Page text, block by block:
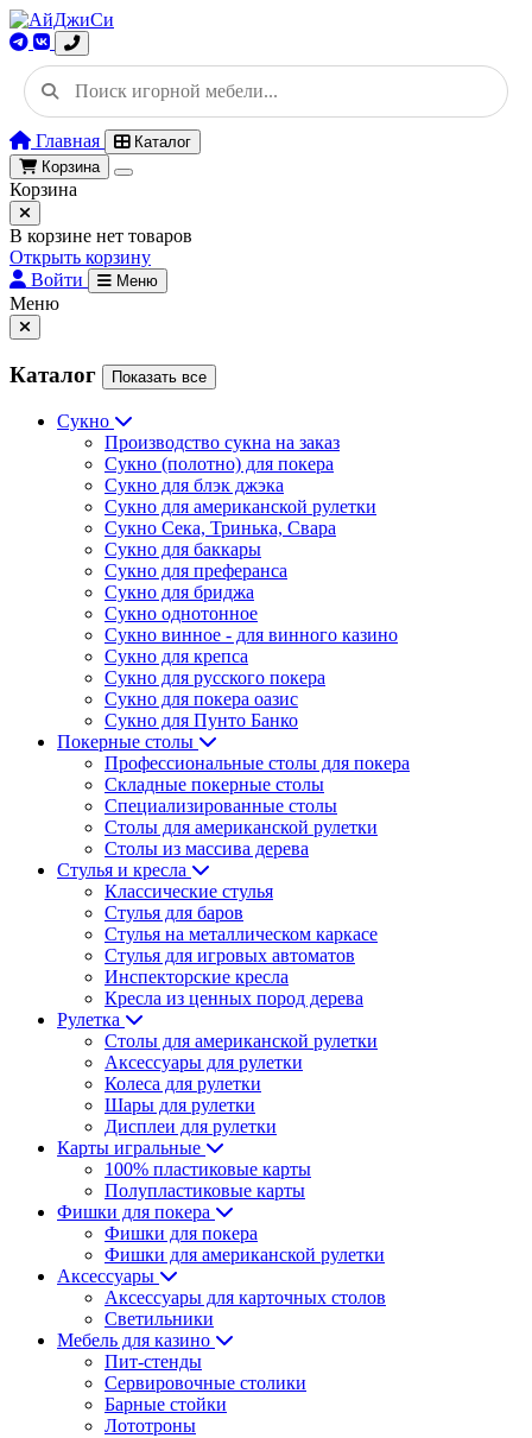
Главная
Каталог
Корзина
Корзина
В корзине нет товаров
Открыть корзину
Войти
Меню
Меню
Каталог Показать все
Сукно
Производство сукна на заказ
Сукно (полотно) для покера
Сукно для блэк джэка
Сукно для американской рулетки
Сукно Сека, Тринька, Свара
Сукно для баккары
Сукно для преферанса
Сукно для бриджа
Сукно однотонное
Сукно винное - для винного казино
Сукно для крепса
Сукно для русского покера
Сукно для покера оазис
Сукно для Пунто Банко
Покерные столы
Профессиональные столы для покера
Складные покерные столы
Специализированные столы
Столы для американской рулетки
Столы из массива дерева
Стулья и кресла
Классические стулья
Стулья для баров
Стулья на металлическом каркасе
Стулья для игровых автоматов
Инспекторские кресла
Кресла из ценных пород дерева
Рулетка
Столы для американской рулетки
Аксессуары для рулетки
Колеса для рулетки
Шары для рулетки
Дисплеи для рулетки
Карты игральные
100% пластиковые карты
Полупластиковые карты
Фишки для покера
Фишки для покера
Фишки для американской рулетки
Аксессуары
Аксессуары для карточных столов
Светильники
Мебель для казино
Пит-стенды
Сервировочные столики
Барные стойки
Лототроны